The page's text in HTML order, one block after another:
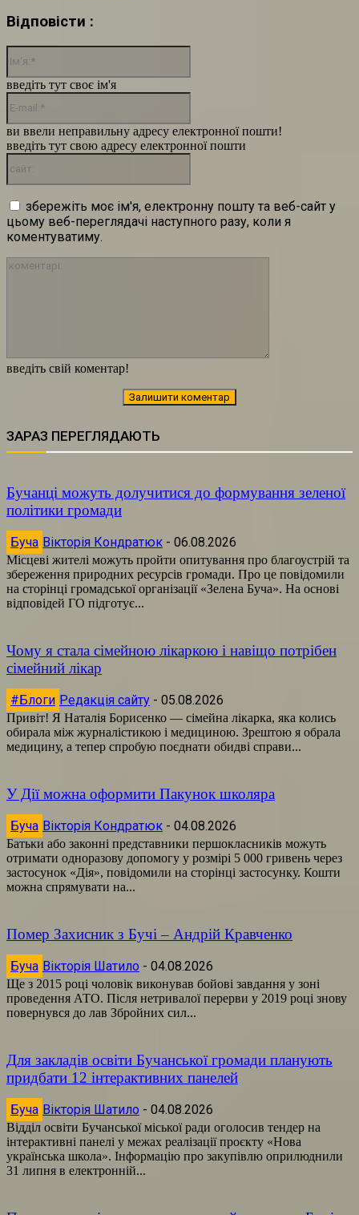
Відповісти :
введіть свій коментар!
введіть тут своє ім'я
ви ввели неправильну адресу електронної пошти!
введіть тут свою адресу електронної пошти
збережіть моє ім'я, електронну пошту та веб-сайт у
цьому веб-переглядачі наступного разу, коли я
коментуватиму.
ЗАРАЗ ПЕРЕГЛЯДАЮТЬ
Бучанці можуть долучитися до формування зеленої
політики громади
Буча Вікторія Кондратюк - 06.08.2026
Місцеві жителі можуть пройти опитування про благоустрій та
збереження природних ресурсів громади. Про це повідомили
на сторінці громадської організації «Зелена Буча». На основі
відповідей ГО підготує...
Чому я стала сімейною лікаркою і навіщо потрібен
сімейний лікар
#Блоги Редакція сайту - 05.08.2026
Привіт! Я Наталія Борисенко — сімейна лікарка, яка колись
обирала між журналістикою і медициною. Зрештою я обрала
медицину, а тепер спробую поєднати обидві справи...
У Дії можна оформити Пакунок школяра
Буча Вікторія Кондратюк - 04.08.2026
Батьки або законні представники першокласників можуть
отримати одноразову допомогу у розмірі 5 000 гривень через
застосунок «Дія», повідомили на сторінці застосунку. Кошти
можна спрямувати на...
Помер Захисник з Бучі – Андрій Кравченко
Буча Вікторія Шатило - 04.08.2026
Ще з 2015 році чоловік виконував бойові завдання у зоні
проведення АТО. Після нетривалої перерви у 2019 році знову
повернувся до лав Збройних сил...
Для закладів освіти Бучанської громади планують
придбати 12 інтерактивних панелей
Буча Вікторія Шатило - 04.08.2026
Відділ освіти Бучанської міської ради оголосив тендер на
інтерактивні панелі у межах реалізації проєкту «Нова
українська школа». Інформацію про закупівлю оприлюднили
31 липня в електронній...